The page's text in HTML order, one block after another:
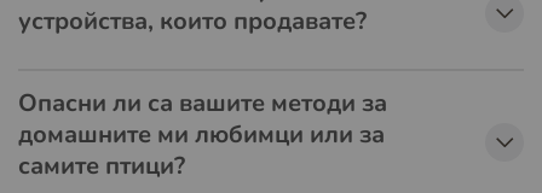
устройства, които продавате?
Опасни ли са вашите методи за
домашните ми любимци или за
самите птици?